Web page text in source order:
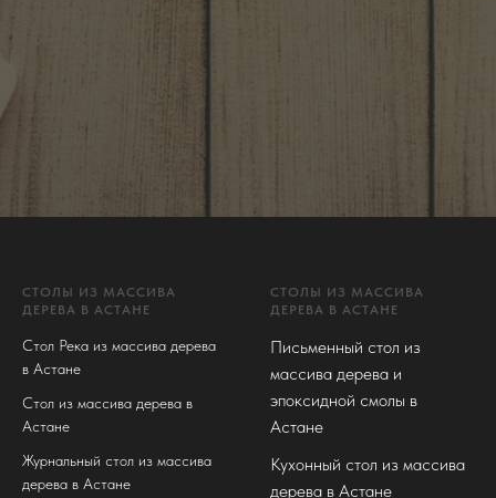
СТОЛЫ ИЗ МАССИВА
ДЕРЕВА В АСТАНЕ
Стол Река из массива дерева
в Астане
Стол из массива дерева в
Астане
Журнальный стол из массива
дерева в Астане
СТОЛЫ ИЗ МАССИВА
ДЕРЕВА В АСТАНЕ
Письменный стол из
массива дерева и
эпоксидной смолы в
Астане
Кухонный стол из массива
дерева в Астане